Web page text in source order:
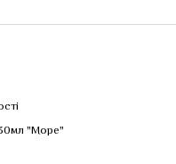
"Море"